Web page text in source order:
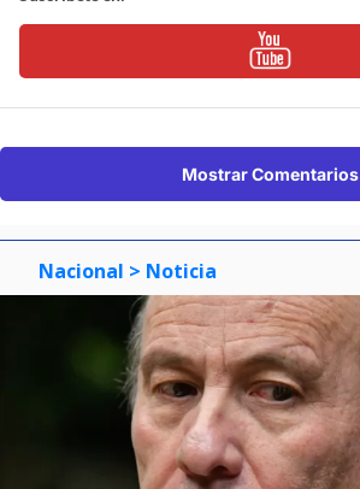
Mostrar Comentarios
Nacional > Noticia